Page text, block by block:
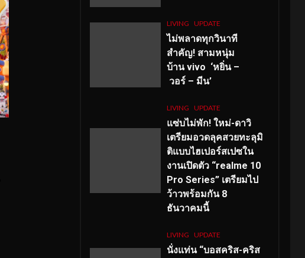
LIVING UPDATE
ไม่พลาดทุกวินาที
สำคัญ! สามหนุ่ม
บ้าน vivo ‘หยิ่น –
วอร์ – มีน’
LIVING UPDATE
แซ่บไม่พัก! ใหม่-ดาวิ
เตรียมอวดลุคสวยทะลุมิ
ติแบบไฮเปอร์สเปซใน
งานเปิดตัว “realme 10
Pro Series” เตรียมไป
ว้าวพร้อมกัน 8
ธันวาคมนี้
LIVING UPDATE
นั่งแท่น “บอสคริส-คริส